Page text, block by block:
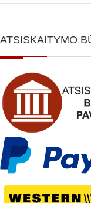
ATSISKAITYMO